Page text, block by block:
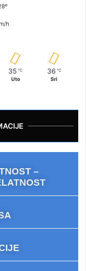
h
35 ℃
Uto
36 ℃
Sri
–